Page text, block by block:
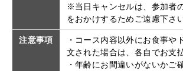
※当日キャンセルは、参加者
をおかけするためご遠慮下さい
注意事項
・コース内容以外にお食事や
文された場合は、各自でお支
・年齢にお間違いがないかご